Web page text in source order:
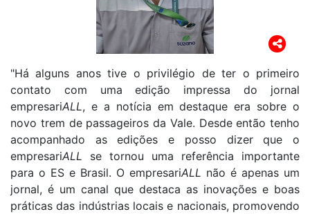
"Há alguns anos tive o privilégio de ter o primeiro
contato com uma edição impressa do jornal
empresariALL, e a notícia em destaque era sobre o
novo trem de passageiros da Vale. Desde então tenho
acompanhado as edições e posso dizer que o
empresariALL se tornou uma referência importante
para o ES e Brasil. O empresariALL não é apenas um
jornal, é um canal que destaca as inovações e boas
práticas das indústrias locais e nacionais, promovendo